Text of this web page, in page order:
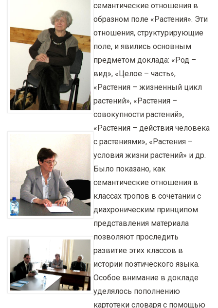
семантические отношения в
образном поле «Растения». Эти
отношения, структурирующие
поле, и явились основным
предметом доклада: «Род –
вид», «Целое – часть»,
«Растения – жизненный цикл
растений», «Растения –
совокупности растений»,
«Растения – действия человека
с растениями», «Растения –
условия жизни растений» и др.
Было показано, как
семантические отношения в
классах тропов в сочетании с
диахроническим принципом
представления материала
позволяют проследить
развитие этих классов в
истории поэтического языка.
Особое внимание в докладе
уделялось пополнению
картотеки словаря с помощью